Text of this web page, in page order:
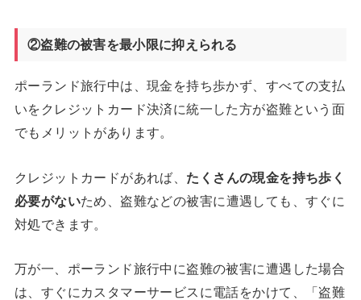
②盗難の被害を最小限に抑えられる
ポーランド旅行中は、現金を持ち歩かず、すべての支払
いをクレジットカード決済に統一した方が盗難という面
でもメリットがあります。
クレジットカードがあれば、 たくさんの現金を持ち歩く
必要がないため、盗難などの被害に遭遇しても、すぐに
対処できます。
万が一、ポーランド旅行中に盗難の被害に遭遇した場合
は、すぐにカスタマーサービスに電話をかけて、「盗難